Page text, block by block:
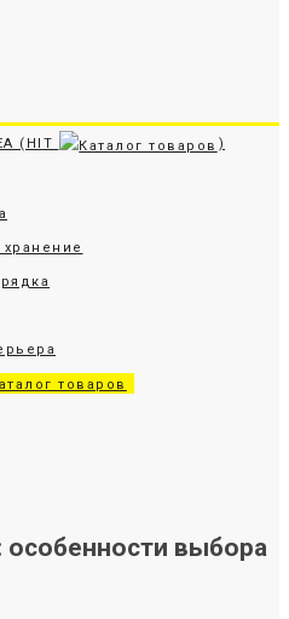
(HIT )
выбора